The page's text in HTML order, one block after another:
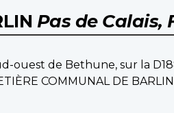
Pas de Calais,
ouest de Bethune, sur la
COMMUNAL DE